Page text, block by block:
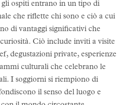
ospiti entrano in un tipo di
che riflette chi sono e ciò a cui
di vantaggi significativi che
Ciò include inviti a visite
degustazioni private, esperienze
culturali che celebrano le
I soggiorni si riempiono di
il senso del luogo e